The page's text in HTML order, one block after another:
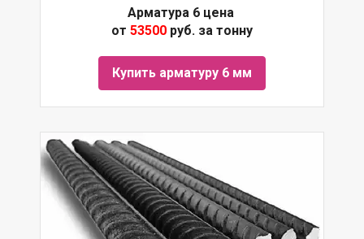
Арматура 6 цена
от 53500 руб. за тонну
Купить арматуру 6 мм